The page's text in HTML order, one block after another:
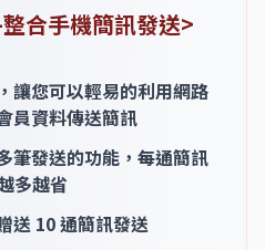
合手機簡訊發送>
讓您可以輕易的利用網路
員資料傳送簡訊
筆發送的功能，每通簡訊
多越省
送 10 通簡訊發送